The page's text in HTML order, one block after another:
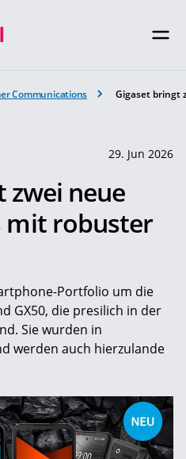
Communications Gigaset bringt
29. Jun 2026
zwei neue
mit robuster
Portfolio um die
GX50, die presilich in der
Sie wurden in
werden auch hierzulande